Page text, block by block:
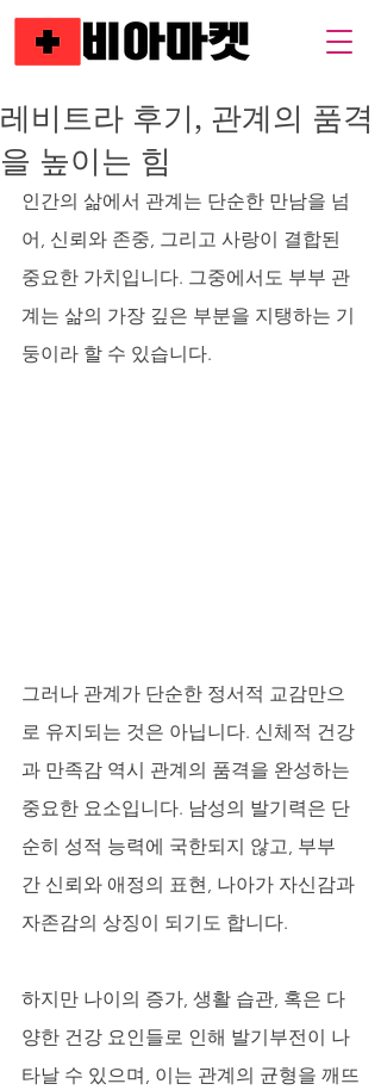
레비트라 후기, 관계의 품격
을 높이는 힘
인간의 삶에서 관계는 단순한 만남을 넘
어, 신뢰와 존중, 그리고 사랑이 결합된
중요한 가치입니다. 그중에서도 부부 관
계는 삶의 가장 깊은 부분을 지탱하는 기
둥이라 할 수 있습니다.
그러나 관계가 단순한 정서적 교감만으
로 유지되는 것은 아닙니다. 신체적 건강
과 만족감 역시 관계의 품격을 완성하는
중요한 요소입니다. 남성의 발기력은 단
순히 성적 능력에 국한되지 않고, 부부
간 신뢰와 애정의 표현, 나아가 자신감과
자존감의 상징이 되기도 합니다.
하지만 나이의 증가, 생활 습관, 혹은 다
양한 건강 요인들로 인해 발기부전이 나
타날 수 있으며, 이는 관계의 균형을 깨뜨